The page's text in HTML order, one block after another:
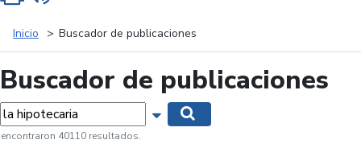
Inicio Buscador de publicaciones
Buscador de publicaciones
Mostrar opciones de búsqueda
encontraron 40110 resultados.